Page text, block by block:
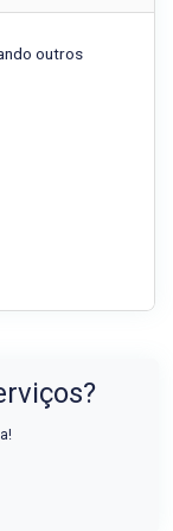
outros